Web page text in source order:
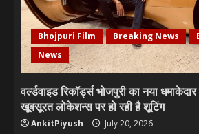
Bhojpuri Film Breaking News
News
वर्ल्डवाइड रिकॉर्ड्स भोजपुरी का नया
खूबसूरत लोकेशन्स पर हो रही है शूटिंग
AnkitPiyush July 20, 2026